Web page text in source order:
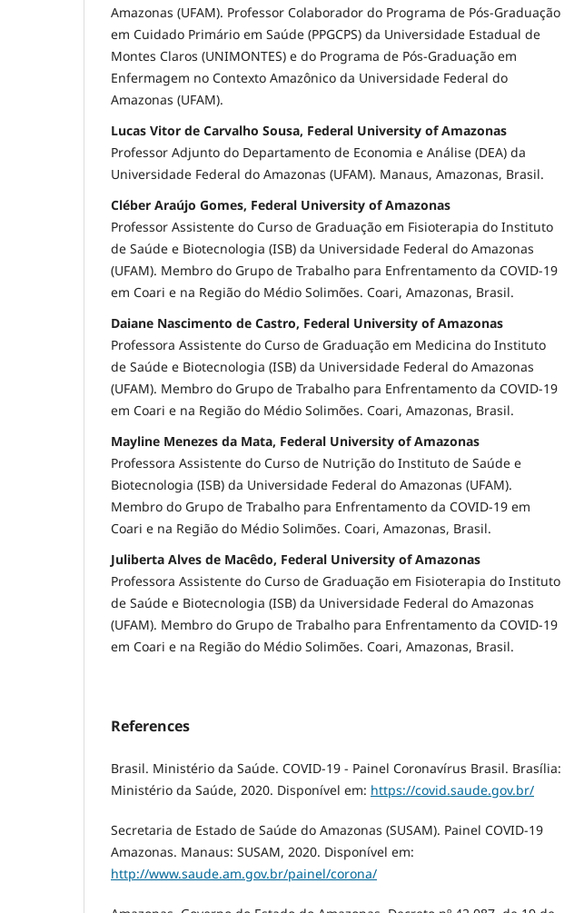
Amazonas (UFAM). Professor Colaborador do Programa de Pós-Graduação
em Cuidado Primário em Saúde (PPGCPS) da Universidade Estadual de
Montes Claros (UNIMONTES) e do Programa de Pós-Graduação em
Enfermagem no Contexto Amazônico da Universidade Federal do
Amazonas (UFAM).
Lucas Vitor de Carvalho Sousa, Federal University of Amazonas
Professor Adjunto do Departamento de Economia e Análise (DEA) da
Universidade Federal do Amazonas (UFAM). Manaus, Amazonas, Brasil.
Cléber Araújo Gomes, Federal University of Amazonas
Professor Assistente do Curso de Graduação em Fisioterapia do Instituto
de Saúde e Biotecnologia (ISB) da Universidade Federal do Amazonas
(UFAM). Membro do Grupo de Trabalho para Enfrentamento da COVID-19
em Coari e na Região do Médio Solimões. Coari, Amazonas, Brasil.
Daiane Nascimento de Castro, Federal University of Amazonas
Professora Assistente do Curso de Graduação em Medicina do Instituto
de Saúde e Biotecnologia (ISB) da Universidade Federal do Amazonas
(UFAM). Membro do Grupo de Trabalho para Enfrentamento da COVID-19
em Coari e na Região do Médio Solimões. Coari, Amazonas, Brasil.
Mayline Menezes da Mata, Federal University of Amazonas
Professora Assistente do Curso de Nutrição do Instituto de Saúde e
Biotecnologia (ISB) da Universidade Federal do Amazonas (UFAM).
Membro do Grupo de Trabalho para Enfrentamento da COVID-19 em
Coari e na Região do Médio Solimões. Coari, Amazonas, Brasil.
Juliberta Alves de Macêdo, Federal University of Amazonas
Professora Assistente do Curso de Graduação em Fisioterapia do Instituto
de Saúde e Biotecnologia (ISB) da Universidade Federal do Amazonas
(UFAM). Membro do Grupo de Trabalho para Enfrentamento da COVID-19
em Coari e na Região do Médio Solimões. Coari, Amazonas, Brasil.
References
Brasil. Ministério da Saúde. COVID-19 - Painel Coronavírus Brasil. Brasília:
Ministério da Saúde, 2020. Disponível em: https://covid.saude.gov.br/
Secretaria de Estado de Saúde do Amazonas (SUSAM). Painel COVID-19
Amazonas. Manaus: SUSAM, 2020. Disponível em:
http://www.saude.am.gov.br/painel/corona/